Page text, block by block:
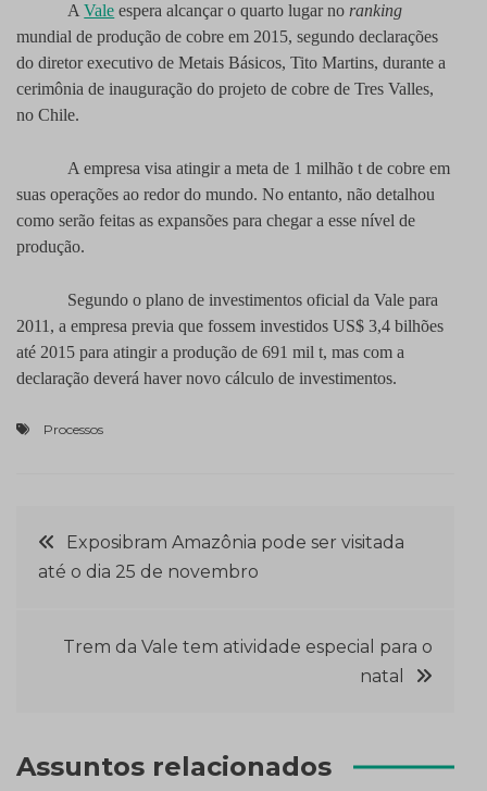
AVale espera alcançar o quarto lugar no ranking
mundial de produção de cobre em 2015, segundo declarações
do diretor executivo de Metais Básicos, Tito Martins, durante a
cerimônia de inauguração do projeto de cobre de Tres Valles,
no Chile.
A empresa visa atingir a meta de 1 milhão t de cobre em
suas operações ao redor do mundo. No entanto, não detalhou
como serão feitas as expansões para chegar a esse nível de
produção.
Segundo o plano de investimentos oficial da Vale para
2011, a empresa previa que fossem investidos US$ 3,4 bilhões
até 2015 para atingir a produção de 691 mil t, mas com a
declaração deverá haver novo cálculo de investimentos.
Processos
Navegação
Post
Exposibram Amazônia pode ser visitada
até o dia 25 de novembro
Trem da Vale tem atividade especial para o
natal
Assuntos relacionados